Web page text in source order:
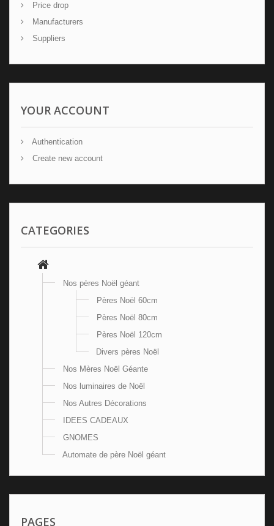
Price drop
Manufacturers
Suppliers
YOUR ACCOUNT
Authentication
Create new account
CATEGORIES
Nos pères Noël géant
Pères Noël 60cm
Pères Noël 80cm
Pères Noël 120cm
Divers pères Noël
Nos Mères Noël Géante
Nos luminaires de Noël
Nos Autres Décorations
IDEES CADEAUX
GNOMES
Automate de père Noël géant
PAGES